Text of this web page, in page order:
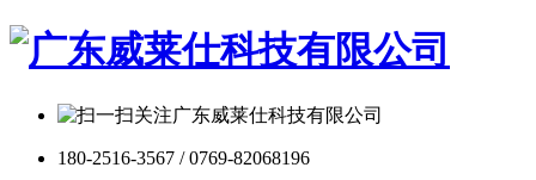
180-2516-3567 / 0769-82068196